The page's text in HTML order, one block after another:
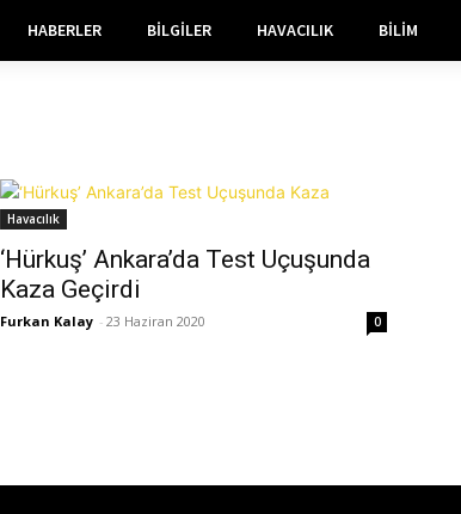
HABERLER BILGILER HAVACILIK BILIM
Havacılık
‘Hürkuş’ Ankara’da Test Uçuşunda
Kaza Geçirdi
Furkan Kalay - 23 Haziran 2020 0